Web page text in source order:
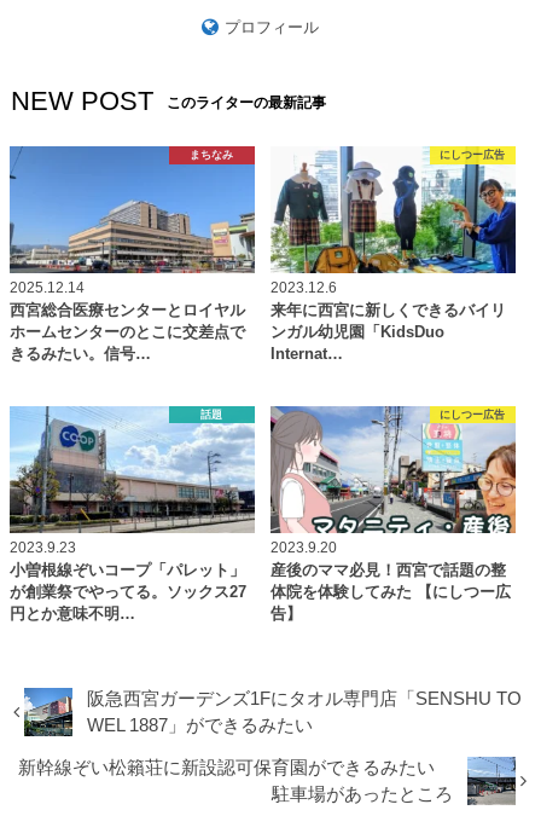
プロフィール
NEW POST このライターの最新記事
まちなみ
2025.12.14
西宮総合医療センターとロイヤル
ホームセンターのとこに交差点で
きるみたい。信号…
にしつー広告
2023.12.6
来年に西宮に新しくできるバイリ
ンガル幼児園「KidsDuo
Internat…
話題
2023.9.23
小曽根線ぞいコープ「パレット」
が創業祭でやってる。ソックス27
円とか意味不明…
にしつー広告
2023.9.20
産後のママ必見！西宮で話題の整
体院を体験してみた 【にしつー広
告】
阪急西宮ガーデンズ1Fにタオル専門店「SENSHU TO
WEL 1887」ができるみたい
新幹線ぞい松籟荘に新設認可保育園ができるみたい
駐車場があったところ